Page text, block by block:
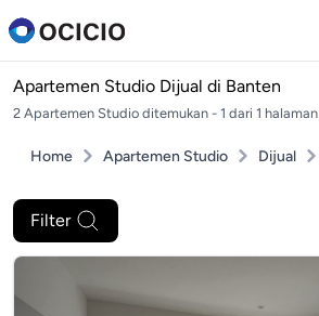
Apartemen Studio Dijual di Banten
2 Apartemen Studio ditemukan - 1 dari 1 halaman
Home Apartemen Studio Dijual
Filter